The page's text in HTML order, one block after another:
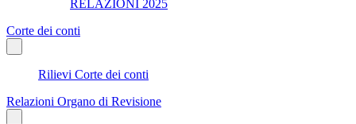
RELAZIONI 2025
Corte dei conti
Rilievi Corte dei conti
Relazioni Organo di Revisione